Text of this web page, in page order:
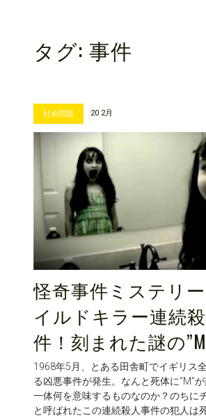
タグ: 事件
社会問題 20 2月
怪奇事件ミステリ
イルドキラー連続
件！刻まれた謎の
1968年5月、とある田舎町でイギリス
る凶悪事件が発生。なんと死体に”M”が
一体何を意味するものなのか？のちに
と呼ばれたこの連続殺人事件の犯人は